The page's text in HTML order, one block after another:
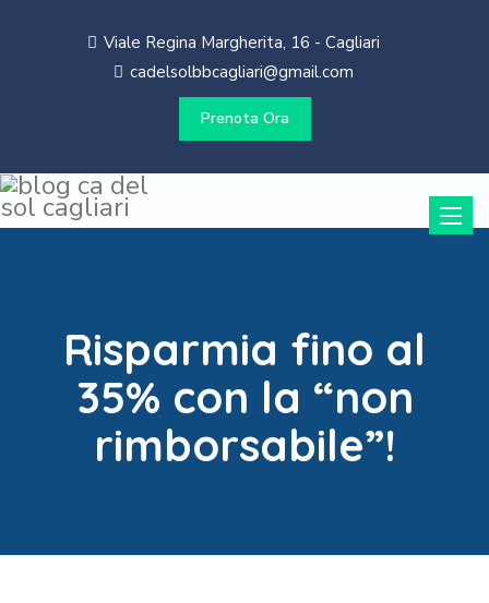
Viale Regina Margherita, 16 - Cagliari
cadelsolbbcagliari@gmail.com
Prenota Ora
Toggle
Risparmia fino al
35% con la “non
rimborsabile”!